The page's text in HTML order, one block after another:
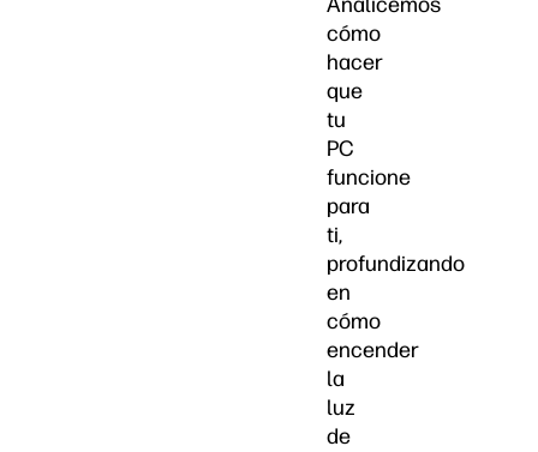
cómo
hacer
que
tu
PC
funcione
para
ti,
profundizando
en
cómo
encender
la
luz
de